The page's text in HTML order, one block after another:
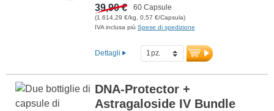
39,90 € 60 Capsule
(1.614,29 €/kg, 0,57 €/Capsula)
IVA inclusa più Spese di spedizione
Dettagli
DNA-Protector +
Astragaloside IV Bundle